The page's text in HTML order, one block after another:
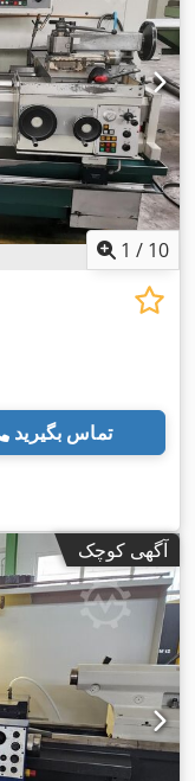
1 / 10
تماس بگیرید
آگهی کوچک